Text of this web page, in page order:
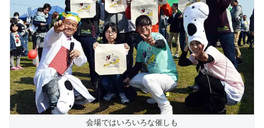
会場ではいろいろな催しも